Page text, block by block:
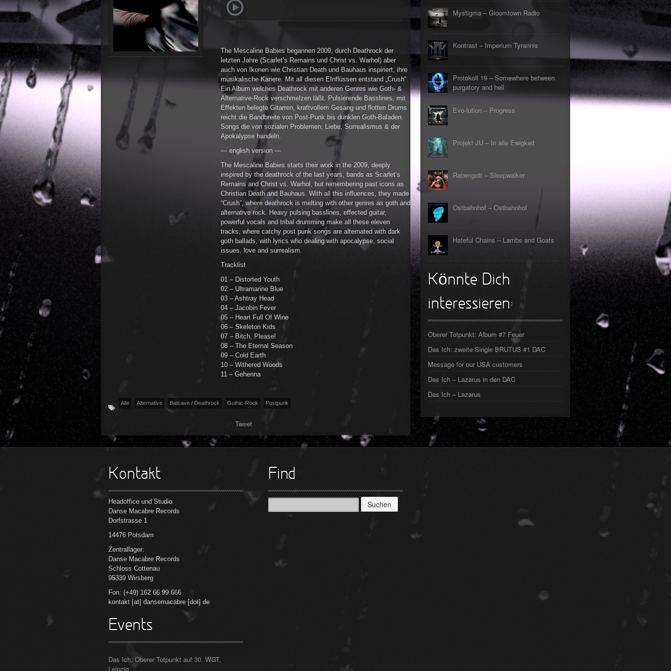
► Zeit verfliegt
Oberer Totpunkt
► Untergehen
Oberer Totpunkt
► Geisterfahrt
► Gevatter Tod
Oberer Totpunkt
►
►
►
►
►
►
►
►
►
►
The Mescaline Babies begannen 2009, durch Deathrock der
letzten Jahre (Scarlet’s Remains und Christ vs. Warhol) aber
auch von Ikonen wie Christian Death und Bauhaus inspiriert, ihre
musikalische Kariere. Mit all diesen EInflüssen entstand „Crush“.
Ein Album welches Deathrock mit anderen Genres wie Goth- &
Alternative-Rock verschmelzen läßt. Pulsierende Basslines, mit
Effekten belegte Gitarren, kraftvollem Gesang und flotten Drums
reicht die Bandbreite von Post-Punk bis dunklen Goth-Baladen.
Songs die von sozialen Problemen, Liebe, Surrealismus & der
Apokalypse handeln.
— english version —
The Mescaline Babies starts their work in the 2009, deeply
inspired by the deathrock of the last years, bands as Scarlet’s
Remains and Christ vs. Warhol, but remembering past icons as
Christian Death and Bauhaus. With all this influences, they made
“Crush”, where deathrock is melting with other genres as goth and
alternative rock. Heavy pulsing basslines, effected guitar,
powerful vocals and tribal drumming make all these eleven
tracks, where catchy post punk songs are alternated with dark
goth ballads, with lyrics who dealing with apocalypse, social
issues, love and surrealism.
Tracklist
01 – Distorted Youth
02 – Ultramarine Blue
03 – Ashtray Head
04 – Jacobin Fever
05 – Heart Full Of Wine
06 – Skeleton Kids
07 – Bitch, Please!
08 – The Eternal Season
09 – Cold Earth
10 – Withered Woods
11 – Gehenna
Alle Alternative Batcave / Deathrock Gothic-Rock Postpunk
Tweet
Mystigma – Gloomtown Radio
Kontrast – Imperium Tyrannis
Protokoll 19 – Somewhere between
purgatory and hell
Evo-lution – Progress
Projekt JU – In alle Ewigkeit
Rabengott – Sleepwalker
Ostbahnhof – Ostbahnhof
Hateful Chains – Lambs and Goats
Könnte Dich
interessieren:
Oberer Totpunkt: Album #7 Feuer
Das Ich: zweite Single BRUTUS #1 DAC
Message for our USA customers
Das Ich – Lazarus in den DAC
Das Ich – Lazarus
Kontakt
Headoffice und Studio:
Danse Macabre Records
Dorfstrasse 1
14476 Potsdam
Zentrallager:
Danse Macabre Records
Schloss Cottenau
95339 Wirsberg
Fon: (+49) 162 66 99 666
kontakt [at] dansemacabre [dot] de
Events
Das Ich, Oberer Totpunkt auf 30. WGT,
Leipzig
Find
Suchen
nach: